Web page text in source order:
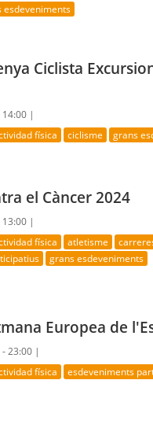
esdeveniments
Ciclista
14:00 |
física ciclisme grans
el Càncer 2024
13:00 |
física atletisme
grans esdeveniments
Europea de
- 23:00 |
física esdeveniments